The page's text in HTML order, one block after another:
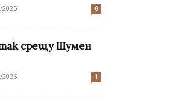
2025 0
срещу Шумен
2026 1